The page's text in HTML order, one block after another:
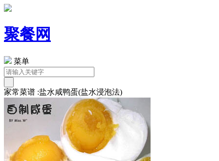
聚餐网
菜单
家常菜谱 :盐水咸鸭蛋(盐水浸泡法)